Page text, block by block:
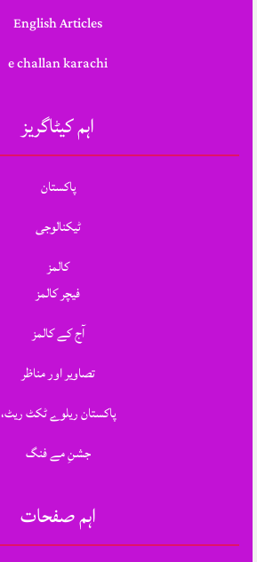
English Articles
e challan karachi
اہم کیٹاگریز
پاکستان
ٹیکنالوجی
کالمز
فیچر کالمز
آج کے کالمز
تصاویر اور مناظر
پاکستان ریلوے ٹکٹ ریٹ،
جشنِ مے فنگ
اہم صفحات